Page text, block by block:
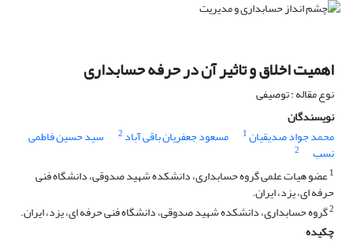
اهمیت اخلاق و تاثیر آن در حرفه حسابداری
نوع مقاله : توصیفی
نویسندگان
محمد جواد صدیقیان1 مسعود جعفریان باقی آباد 2 سید حسین فاطمی
نسب
2
1عضو هیات علمی گروه حسابداری، دانشکده شهید صدوقی، دانشگاه فنی
حرفه ای، یزد، ایران.
2گروه حسابداری، دانشکده شهید صدوقی، دانشگاه فنی حرفه ای، یزد، ایران.
چکیده